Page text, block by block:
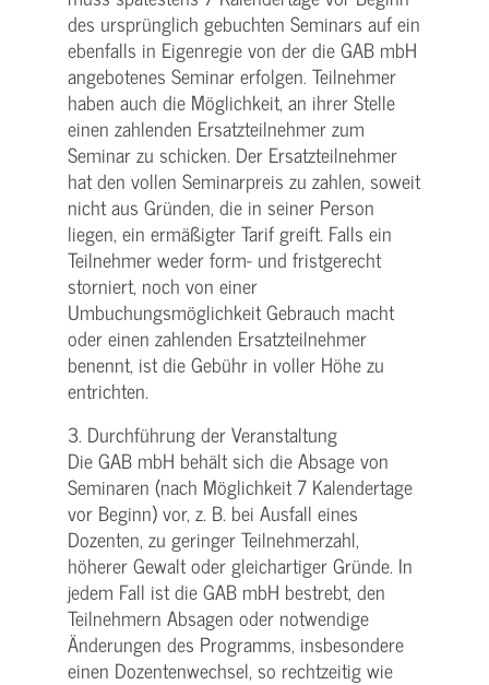
des ursprünglich gebuchten Seminars auf ein
ebenfalls in Eigenregie von der die GAB mbH
angebotenes Seminar erfolgen. Teilnehmer
haben auch die Möglichkeit, an ihrer Stelle
einen zahlenden Ersatzteilnehmer zum
Seminar zu schicken. Der Ersatzteilnehmer
hat den vollen Seminarpreis zu zahlen, soweit
nicht aus Gründen, die in seiner Person
liegen, ein ermäßigter Tarif greift. Falls ein
Teilnehmer weder form- und fristgerecht
storniert, noch von einer
Umbuchungsmöglichkeit Gebrauch macht
oder einen zahlenden Ersatzteilnehmer
benennt, ist die Gebühr in voller Höhe zu
entrichten.
3. Durchführung der Veranstaltung
Die GAB mbH behält sich die Absage von
Seminaren (nach Möglichkeit 7 Kalendertage
vor Beginn) vor, z. B. bei Ausfall eines
Dozenten, zu geringer Teilnehmerzahl,
höherer Gewalt oder gleichartiger Gründe. In
jedem Fall ist die GAB mbH bestrebt, den
Teilnehmern Absagen oder notwendige
Änderungen des Programms, insbesondere
einen Dozentenwechsel, so rechtzeitig wie